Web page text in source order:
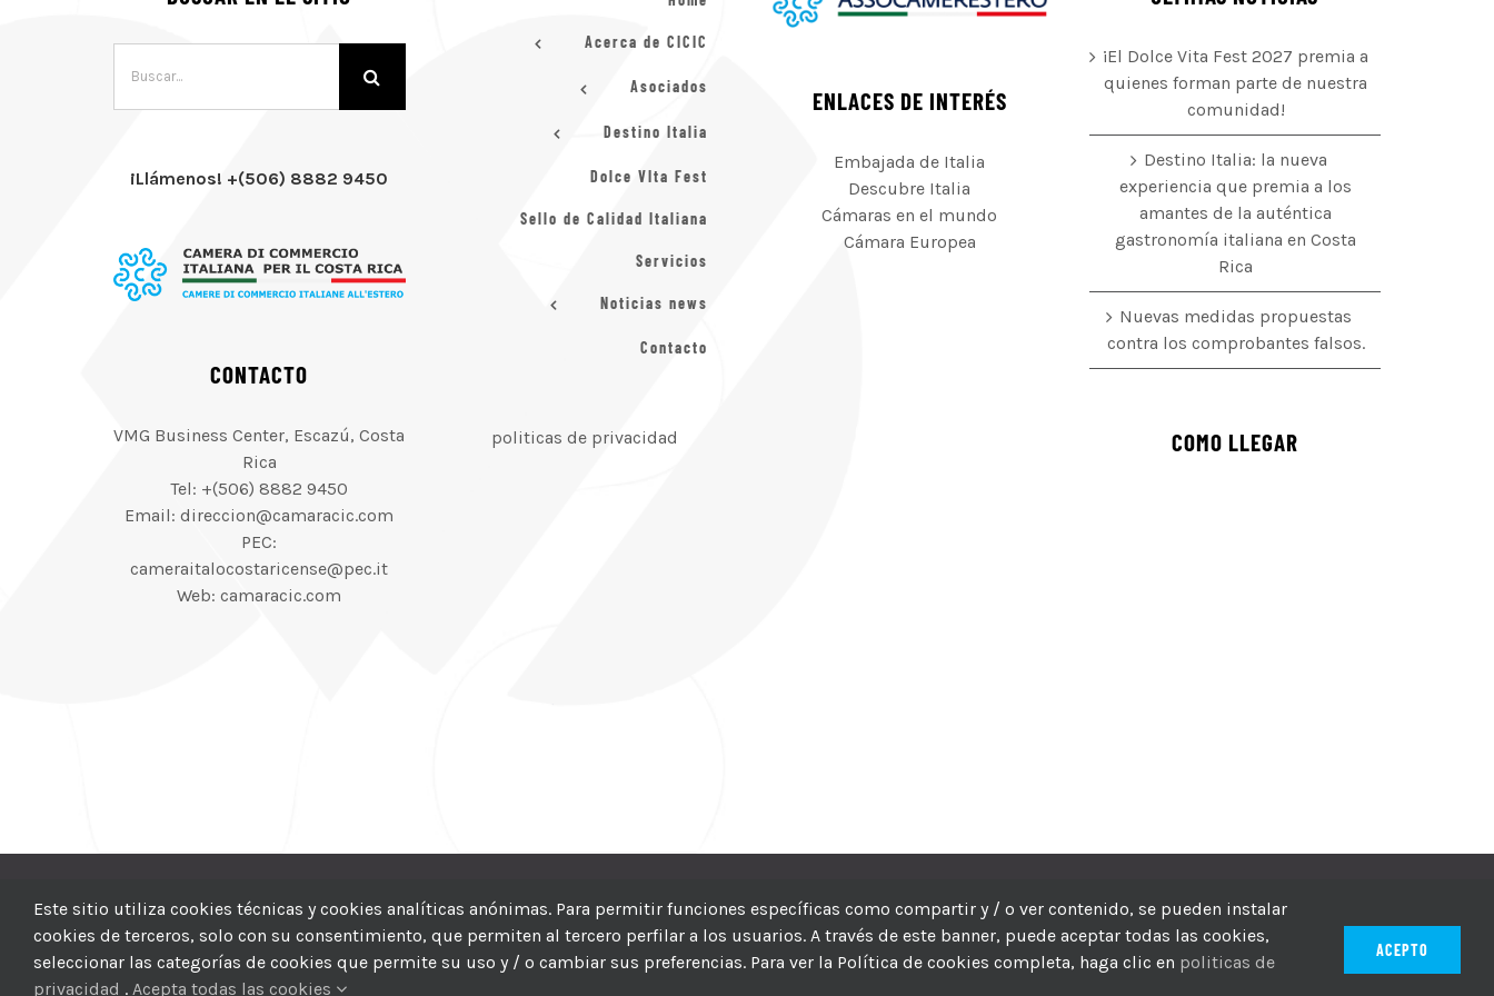
¡Llámenos! +(506) 8882 9450
CONTACTO
VMG Business Center, Escazú, Costa
Rica
Tel: +(506) 8882 9450
Email: direccion@camaracic.com
PEC:
cameraitalocostaricense@pec.it
Web: camaracic.com
Acerca de CICIC
Asociados
Destino Italia
Dolce VIta Fest
Sello de Calidad Italiana
Servicios
Noticias news
Contacto
politicas de privacidad
ENLACES DE INTERÉS
Embajada de Italia
Descubre Italia
Cámaras en el mundo
Cámara Europea
¡El Dolce Vita Fest 2027 premia a
quienes forman parte de nuestra
comunidad!
Destino Italia: la nueva
experiencia que premia a los
amantes de la auténtica
gastronomía italiana en Costa
Rica
Nuevas medidas propuestas
contra los comprobantes falsos.
COMO LLEGAR
© 2012–2025 | CICIC Hosting Para PYMES MBAGIO.COM | Todos los derechos reservados
FacebookTwitter YouTubeInstagramWhatsAppLinkedInCorreo
electrónico
Este sitio utiliza cookies técnicas y cookies analíticas anónimas. Para permitir funciones específicas como compartir y / o ver contenido, se pueden instalar
cookies de terceros, solo con su consentimiento, que permiten al tercero perfilar a los usuarios. A través de este banner, puede aceptar todas las cookies,
seleccionar las categorías de cookies que permite su uso y / o cambiar sus preferencias. Para ver la Política de cookies completa, haga clic en politicas de
privacidad . Acepta todas las cookies
ACEPTO